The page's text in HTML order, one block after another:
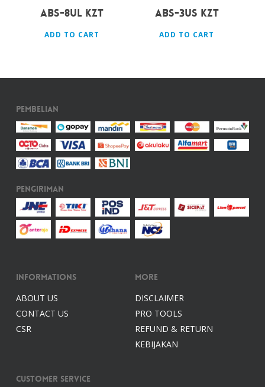
ABS-8UL KZT
ADD TO CART
ABS-3US KZT
ADD TO CART
Pembelian
Pengiriman
Informations
ABOUT US
CONTACT US
CSR
More
DISCLAIMER
PRO TOOLS
REFUND & RETURN
KEBIJAKAN
Customer Service